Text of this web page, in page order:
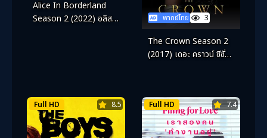
Alice In Borderland
Season 2 (2022) อลิสใน
พากย์ไทย 3
The Crown Season 2
(2017) เดอะ คราวน์ ซีซั่น
Full HD 8.5 Full HD 7.4